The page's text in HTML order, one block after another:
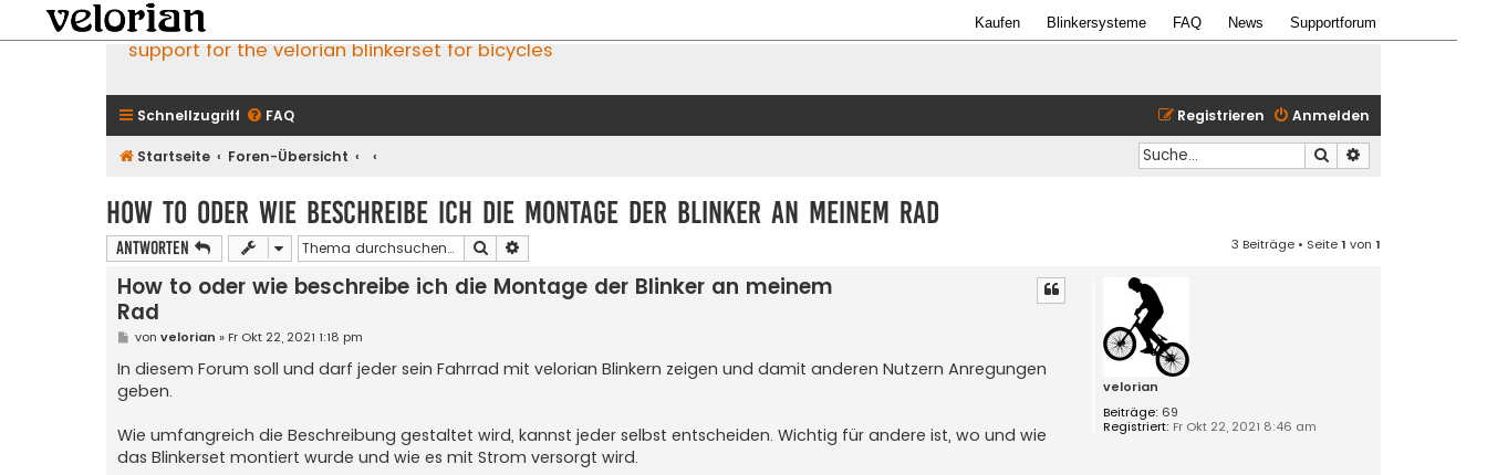
Kaufen Blinkersysteme FAQ News Supportforum
support for the velorian blinkerset for bicycles
Schnellzugriff FAQ Anmelden
Registrieren
Startseite Foren-Übersicht Suche
How to oder wie beschreibe ich die Montage der Blinker an meinem Rad
Antworten Suche 3 Beiträge • Seite1 von 1
velorian
Beiträge: 69
Registriert: Fr Okt 22, 2021 8:46 am
How to oder wie beschreibe ich die Montage der Blinker an meinem
Rad
B
r
von velorian » Fr Okt 22, 2021 1:18 pm
In diesem Forum soll und darf jeder sein Fahrrad mit velorian Blinkern zeigen und damit anderen Nutzern Anregungen
geben.
Wie umfangreich die Beschreibung gestaltet wird, kannst jeder selbst entscheiden. Wichtig für andere ist, wo und wie
das Blinkerset montiert wurde und wie es mit Strom versorgt wird.